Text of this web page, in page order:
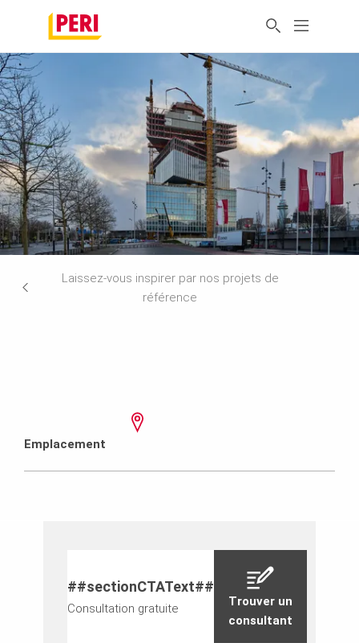
Laissez-vous inspirer par nos projets de
référence
Emplacement
##sectionCTAText##
Consultation gratuite
Trouver un
consultant